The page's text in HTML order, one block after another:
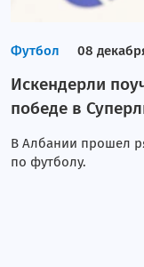
Футбол 08
Искендерли
победе в
В Албании прошел
по футболу.